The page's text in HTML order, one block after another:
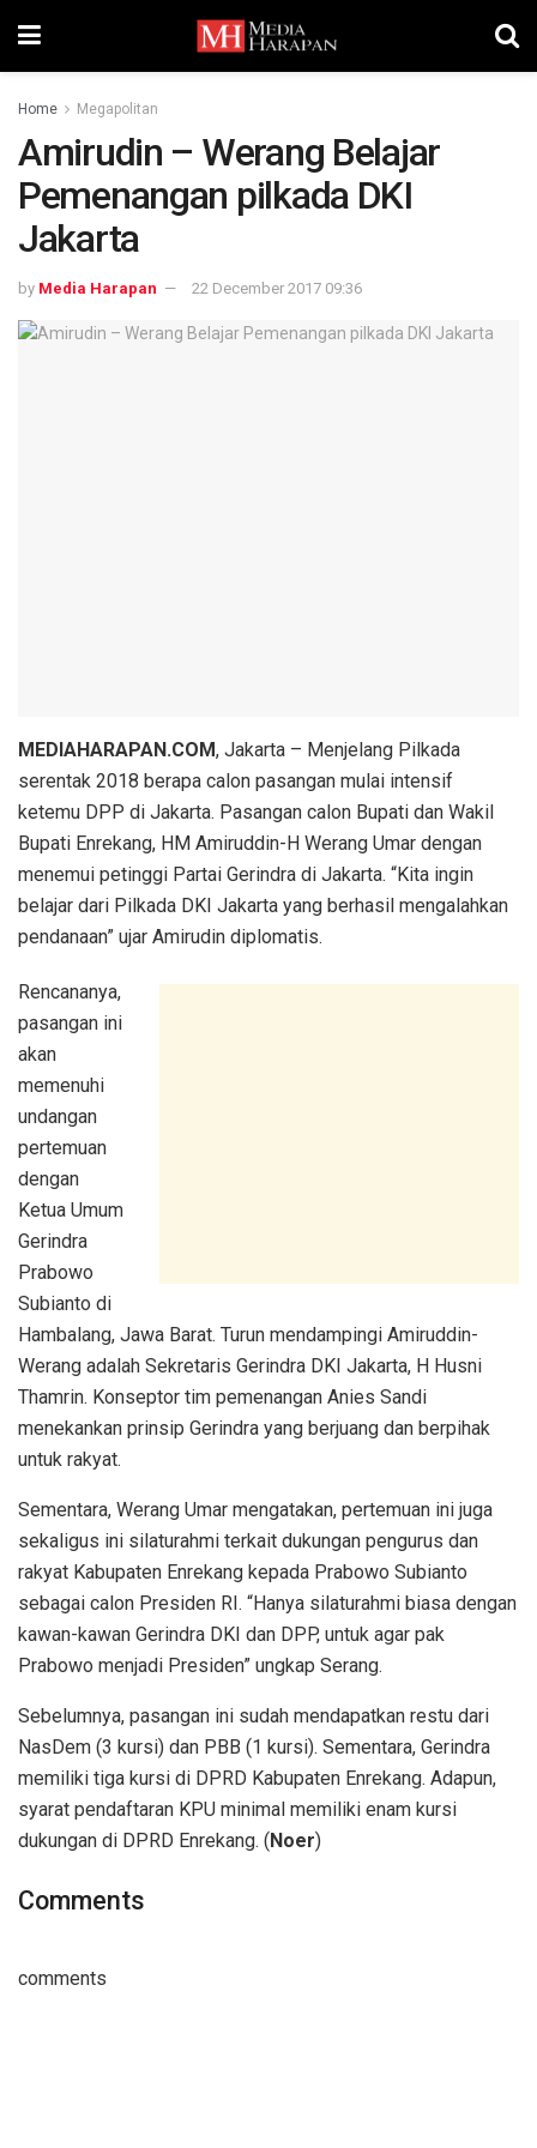
Home Megapolitan
Amirudin – Werang Belajar
Pemenangan pilkada DKI
Jakarta
by Media Harapan 22 December 2017 09:36
MEDIAHARAPAN.COM, Jakarta – Menjelang Pilkada
serentak 2018 berapa calon pasangan mulai intensif
ketemu DPP di Jakarta. Pasangan calon Bupati dan Wakil
Bupati Enrekang, HM Amiruddin-H Werang Umar dengan
menemui petinggi Partai Gerindra di Jakarta. “Kita ingin
belajar dari Pilkada DKI Jakarta yang berhasil mengalahkan
pendanaan” ujar Amirudin diplomatis.
Rencananya,
pasangan ini
akan
memenuhi
undangan
pertemuan
dengan
Ketua Umum
Gerindra
Prabowo
Subianto di
Hambalang, Jawa Barat. Turun mendampingi Amiruddin-
Werang adalah Sekretaris Gerindra DKI Jakarta, H Husni
Thamrin. Konseptor tim pemenangan Anies Sandi
menekankan prinsip Gerindra yang berjuang dan berpihak
untuk rakyat.
Sementara, Werang Umar mengatakan, pertemuan ini juga
sekaligus ini silaturahmi terkait dukungan pengurus dan
rakyat Kabupaten Enrekang kepada Prabowo Subianto
sebagai calon Presiden RI. “Hanya silaturahmi biasa dengan
kawan-kawan Gerindra DKI dan DPP, untuk agar pak
Prabowo menjadi Presiden” ungkap Serang.
Sebelumnya, pasangan ini sudah mendapatkan restu dari
NasDem (3 kursi) dan PBB (1 kursi). Sementara, Gerindra
memiliki tiga kursi di DPRD Kabupaten Enrekang. Adapun,
syarat pendaftaran KPU minimal memiliki enam kursi
dukungan di DPRD Enrekang. ( Noer)
Comments
comments